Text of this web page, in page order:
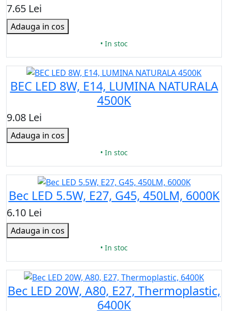
7.65 Lei
Adauga in cos
• In stoc
BEC LED 8W, E14, LUMINA NATURALA
4500K
9.08 Lei
Adauga in cos
• In stoc
Bec LED 5.5W, E27, G45, 450LM, 6000K
6.10 Lei
Adauga in cos
• In stoc
Bec LED 20W, A80, Е27, Thermoplastic,
6400K